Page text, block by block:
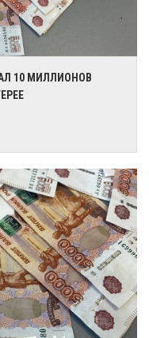
10 МИЛЛИОНОВ